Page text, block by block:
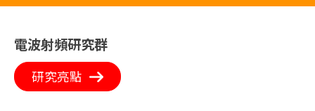
電波射頻研究群
研究亮點